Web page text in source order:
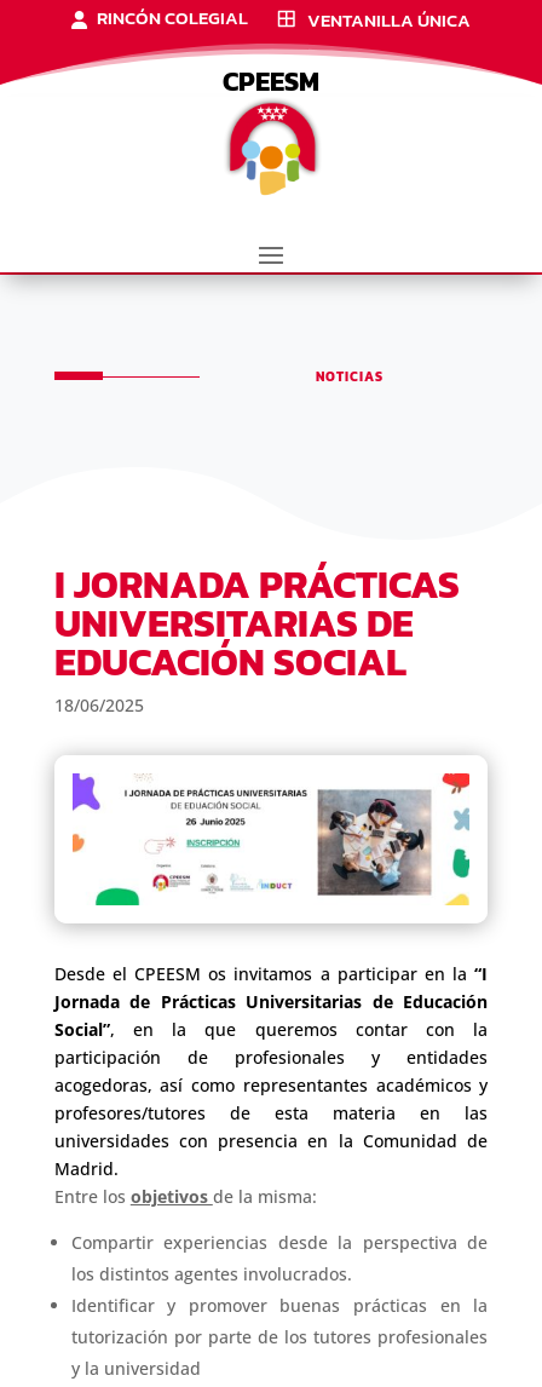
RINCÓN COLEGIAL VENTANILLA ÚNICA
CPEESM
NOTICIAS
I JORNADA PRÁCTICAS
UNIVERSITARIAS DE
EDUCACIÓN SOCIAL
18/06/2025
Desde el CPEESM os invitamos a participar en la “I
Jornada de Prácticas Universitarias de Educación
Social”, en la que queremos contar con la
participación de profesionales y entidades
acogedoras, así como representantes académicos y
profesores/tutores de esta materia en las
universidades con presencia en la Comunidad de
Madrid.
Entre los objetivos de la misma:
Compartir experiencias desde la perspectiva de
los distintos agentes involucrados.
Identificar y promover buenas prácticas en la
tutorización por parte de los tutores profesionales
y la universidad